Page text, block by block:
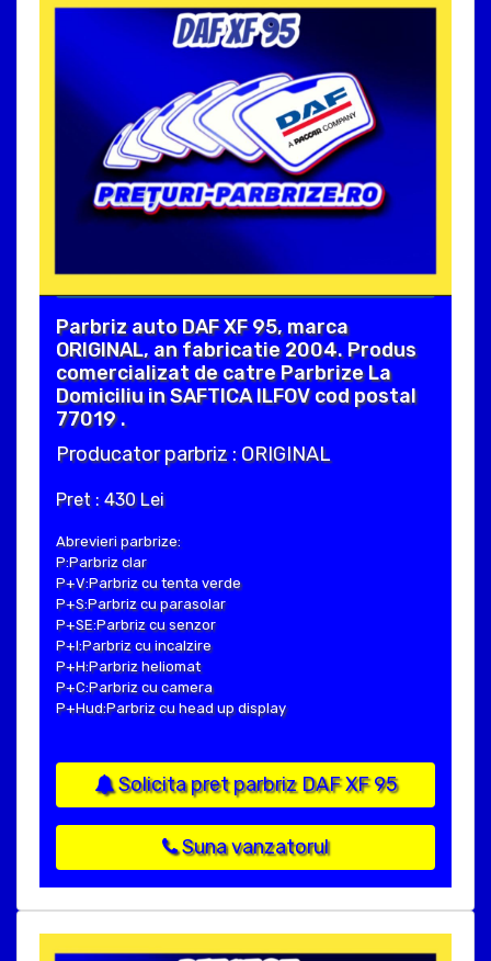
Parbriz auto DAF XF 95, marca
ORIGINAL, an fabricatie 2004. Produs
comercializat de catre Parbrize La
Domiciliu in SAFTICA ILFOV cod postal
77019 .
Producator parbriz : ORIGINAL
Pret : 430 Lei
Abrevieri parbrize:
P:Parbriz clar
P+V:Parbriz cu tenta verde
P+S:Parbriz cu parasolar
P+SE:Parbriz cu senzor
P+I:Parbriz cu incalzire
P+H:Parbriz heliomat
P+C:Parbriz cu camera
P+Hud:Parbriz cu head up display
Solicita pret parbriz DAF XF 95
Suna vanzatorul